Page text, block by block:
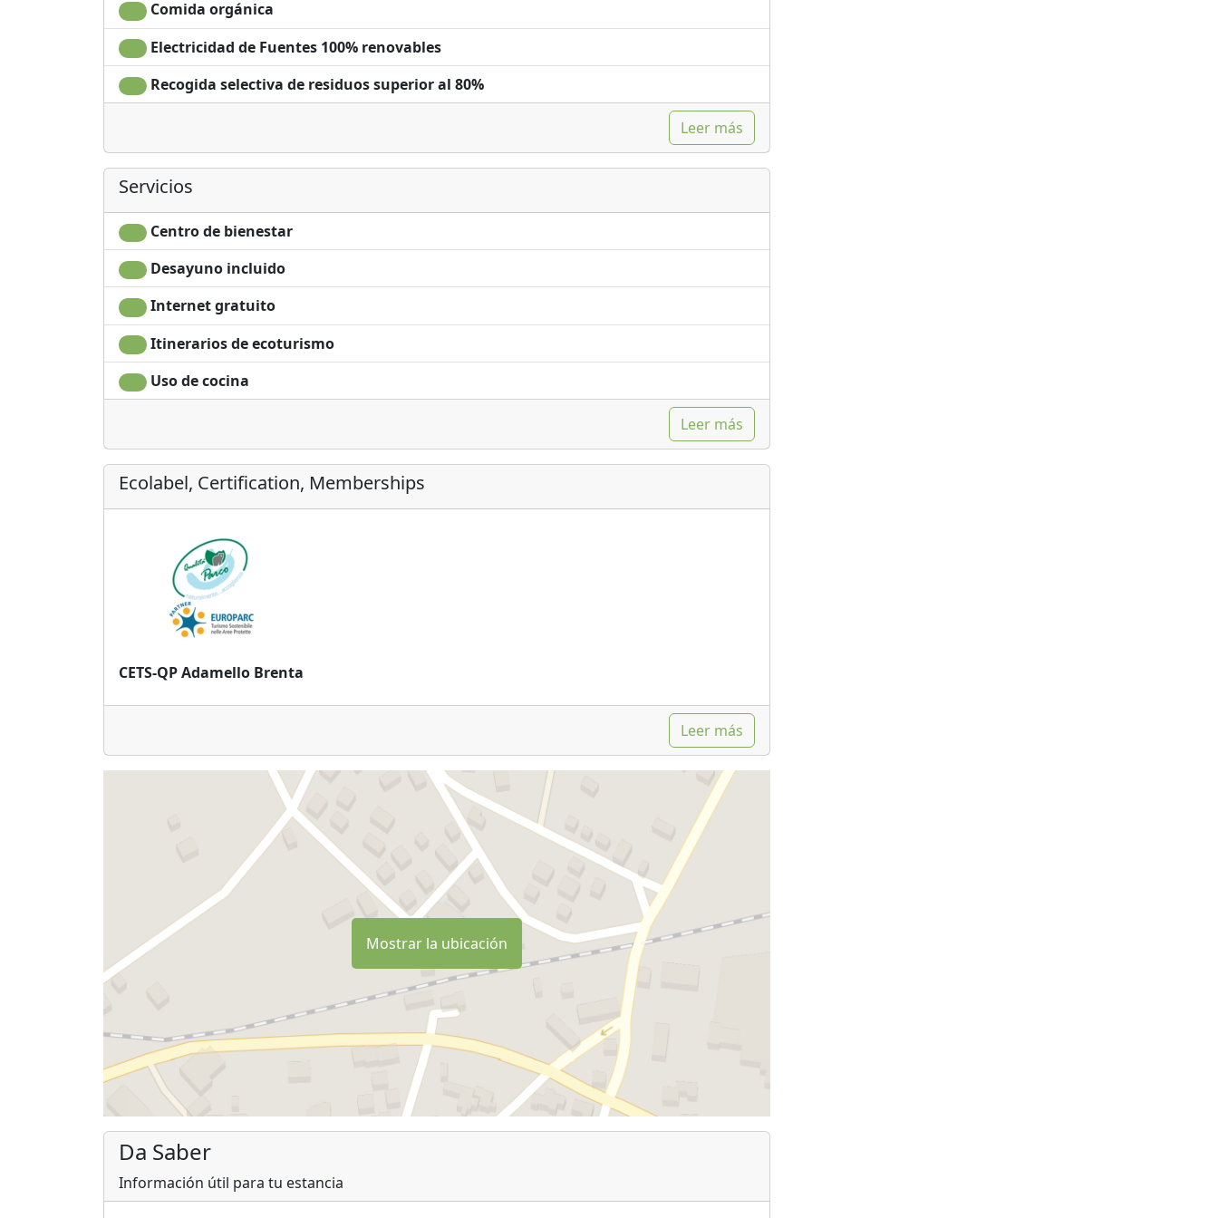
Comida orgánica
Electricidad de Fuentes 100% renovables
Recogida selectiva de residuos superior al 80%
Leer más
Servicios
Centro de bienestar
Desayuno incluido
Internet gratuito
Itinerarios de ecoturismo
Uso de cocina
Leer más
Ecolabel, Certification, Memberships
CETS-QP Adamello Brenta
Leer más
Mostrar la ubicación
Da Saber
Información útil para tu estancia